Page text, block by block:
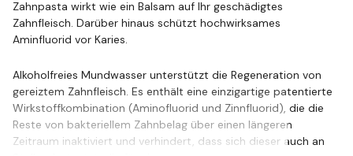
Zahnpasta wirkt wie ein Balsam auf Ihr geschädigtes
Zahnfleisch. Darüber hinaus schützt hochwirksames
Aminfluorid vor Karies.
Alkoholfreies Mundwasser unterstützt die Regeneration von
gereiztem Zahnfleisch. Es enthält eine einzigartige patentierte
Wirkstoffkombination (Aminofluorid und Zinnfluorid), die die
Reste von bakteriellem Zahnbelag über einen längeren
Zeitraum inaktiviert und verhindert, dass sich dieser auch an